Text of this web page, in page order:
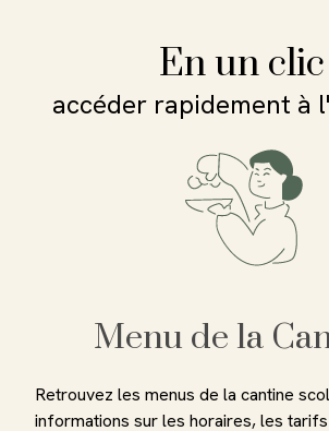
En un clic
accéder rapidement à
Menu de la
Retrouvez les menus de la cantine
informations sur les horaires, les